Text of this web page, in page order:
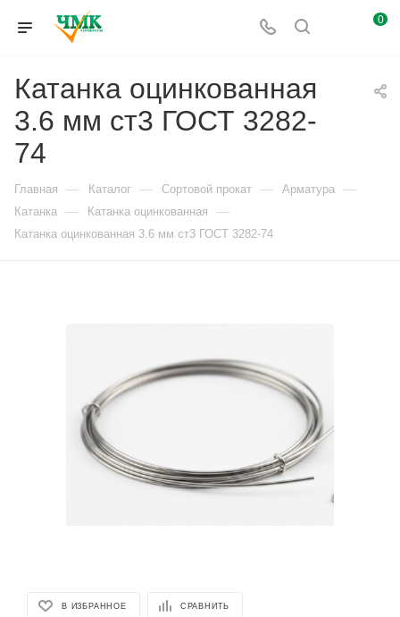
0
Катанка оцинкованная
3.6 мм ст3 ГОСТ 3282-
74
Главная — Каталог — Сортовой прокат — Арматура —
Катанка — Катанка оцинкованная —
Катанка оцинкованная 3.6 мм ст3 ГОСТ 3282-74
В ИЗБРАННОЕ СРАВНИТЬ